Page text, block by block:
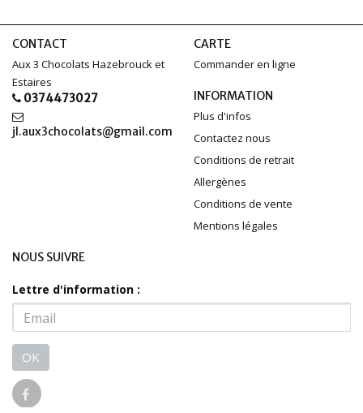
CONTACT
Aux 3 Chocolats Hazebrouck et
Estaires
0374473027
jl.aux3chocolats@gmail.com
CARTE
Commander en ligne
INFORMATION
Plus d'infos
Contactez nous
Conditions de retrait
Allergènes
Conditions de vente
Mentions légales
NOUS SUIVRE
Lettre d'information :
OK